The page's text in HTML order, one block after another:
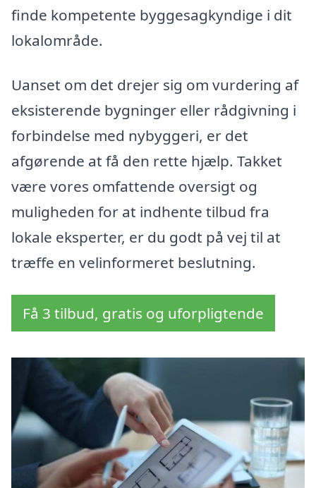
finde kompetente byggesagkyndige i dit
lokalområde.
Uanset om det drejer sig om vurdering af
eksisterende bygninger eller rådgivning i
forbindelse med nybyggeri, er det
afgørende at få den rette hjælp. Takket
være vores omfattende oversigt og
muligheden for at indhente tilbud fra
lokale eksperter, er du godt på vej til at
træffe en velinformeret beslutning.
Få 3 tilbud, gratis og uforpligtende